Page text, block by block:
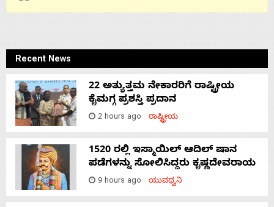
Recent News
22 ಅತ್ಯುತ್ತಮ ನೇಕಾರರಿಗೆ ರಾಷ್ಟ್ರೀಯ
ಕೈಮಗ್ಗ ಪ್ರಶಸ್ತಿ ಪ್ರದಾನ
2 hours ago ರಾಷ್ಟ್ರೀಯ
1520 ರಲ್ಲಿ ಇಸ್ಮಾಯಿಲ್ ಆದಿಲ್ ಷಾನ
ಪಡೆಗಳನ್ನು ಸೋಲಿಸಿದ್ದರು ಕೃಷ್ಣದೇವರಾಯ
9 hours ago ಯುವಧ್ವನಿ